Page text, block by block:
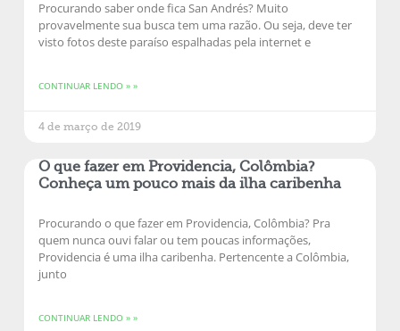
Procurando saber onde fica San Andrés? Muito
provavelmente sua busca tem uma razão. Ou seja, deve ter
visto fotos deste paraíso espalhadas pela internet e
CONTINUAR LENDO » »
4 de março de 2019
O que fazer em Providencia, Colômbia?
Conheça um pouco mais da ilha caribenha
Procurando o que fazer em Providencia, Colômbia? Pra
quem nunca ouvi falar ou tem poucas informações,
Providencia é uma ilha caribenha. Pertencente a Colômbia,
junto
CONTINUAR LENDO » »